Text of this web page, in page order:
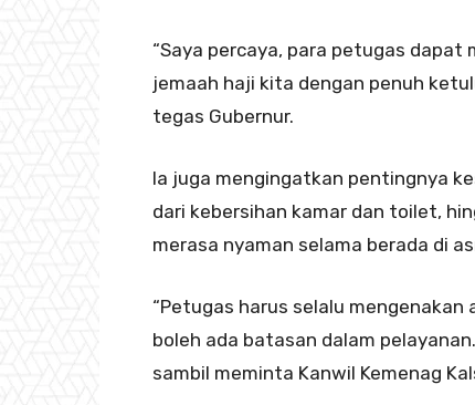
“Saya percaya, para petugas dapat
jemaah haji kita dengan penuh
tegas Gubernur.
Ia juga mengingatkan pentingnya
dari kebersihan kamar dan toilet,
merasa nyaman selama berada di
“Petugas harus selalu
boleh ada batasan dalam
sambil meminta Kanwil Kemenag